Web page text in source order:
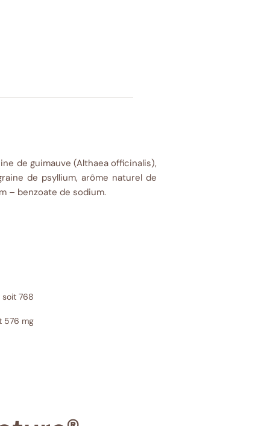
de guimauve (Althaea officinalis),
de psyllium, arôme naturel de
– benzoate de sodium.
soit 768
576 mg